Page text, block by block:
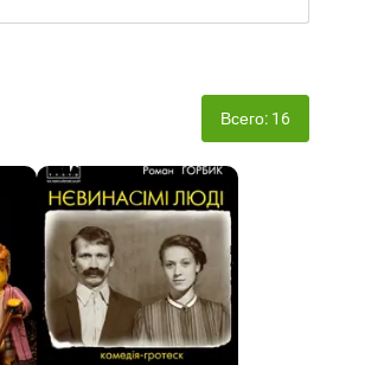
Всего: 16